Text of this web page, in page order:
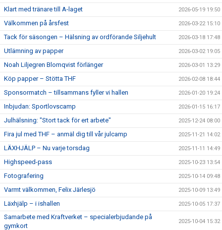
Klart med tränare till A-laget 2026-05-19 19:50
Välkommen på årsfest 2026-03-22 15:10
Tack för säsongen – Hälsning av ordförande Siljehult 2026-03-18 17:48
Utlämning av papper 2026-03-02 19:05
Noah Liljegren Blomqvist förlänger 2026-03-01 13:29
Köp papper – Stötta THF 2026-02-08 18:44
Sponsormatch – tillsammans fyller vi hallen 2026-01-20 19:24
Inbjudan: Sportlovscamp 2026-01-15 16:17
Julhälsning: "Stort tack för ert arbete" 2025-12-24 08:00
Fira jul med THF – anmäl dig till vår julcamp 2025-11-21 14:02
LÄXHJÄLP – Nu varje torsdag 2025-11-11 14:49
Highspeed-pass 2025-10-23 13:54
Fotografering 2025-10-14 09:48
Varmt välkommen, Felix Järlesjö 2025-10-09 13:49
Läxhjälp – i ishallen 2025-10-05 17:37
Samarbete med Kraftverket – specialerbjudande på
gymkort
2025-10-04 15:32